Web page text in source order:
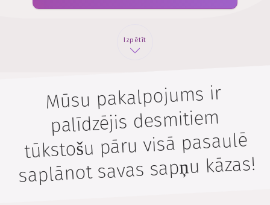
Izpētīt
Mūsu pakalpojums ir
palīdzējis desmitiem
tūkstošu pāru visā pasaulē
saplānot savas sapņu kāzas!